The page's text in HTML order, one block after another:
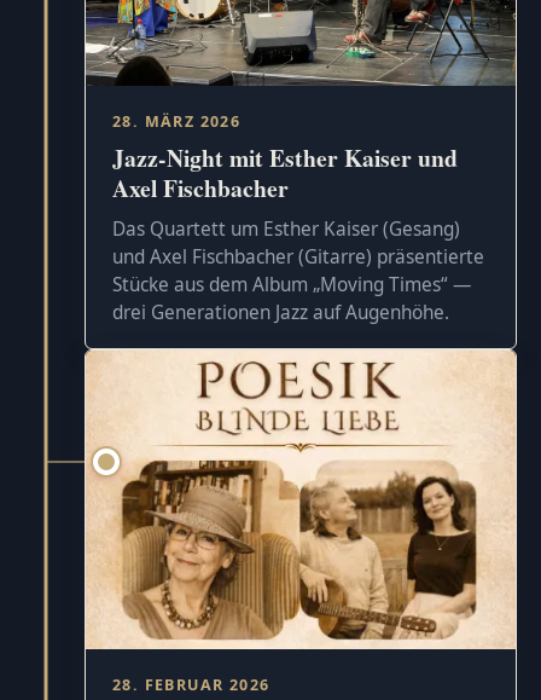
28. MÄRZ 2026
Jazz-Night mit Esther Kaiser und
Axel Fischbacher
Das Quartett um Esther Kaiser (Gesang)
und Axel Fischbacher (Gitarre) präsentierte
Stücke aus dem Album „Moving Times“ —
drei Generationen Jazz auf Augenhöhe.
28. FEBRUAR 2026